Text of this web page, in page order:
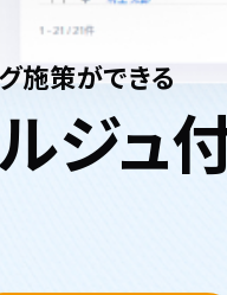
たい
を、
施策ができる
ジュ
の柔